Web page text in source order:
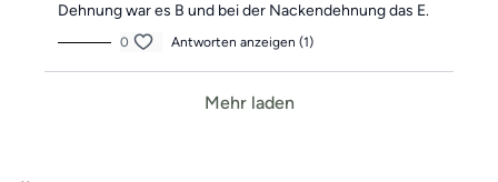
Dehnung war es B und bei der Nackendehnung das E.
0 Antworten anzeigen (1)
Mehr laden